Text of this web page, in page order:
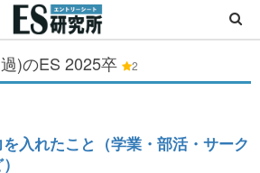
)のES 2025卒 2
入れたこと（学業・部活・サーク